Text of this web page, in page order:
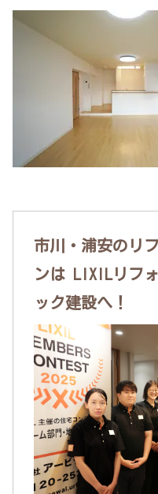
市川・浦安のリ
ンは LIXILリフ
ック建設へ！